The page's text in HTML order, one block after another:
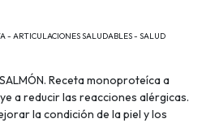
- ARTICULACIONES SALUDABLES - SALUD
SALMÓN. Receta monoproteíca a
a reducir las reacciones alérgicas.
la condición de la piel y los